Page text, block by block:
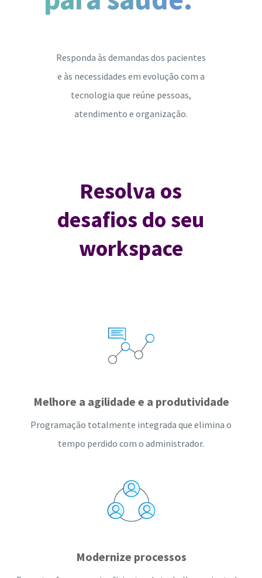
Responda às demandas dos pacientes
e às necessidades em evolução com a
tecnologia que reúne pessoas,
atendimento e organização.
Resolva os
desafios do seu
workspace
Melhore a agilidade e a produtividade
Programação totalmente integrada que elimina o
tempo perdido com o administrador.
Modernize processos